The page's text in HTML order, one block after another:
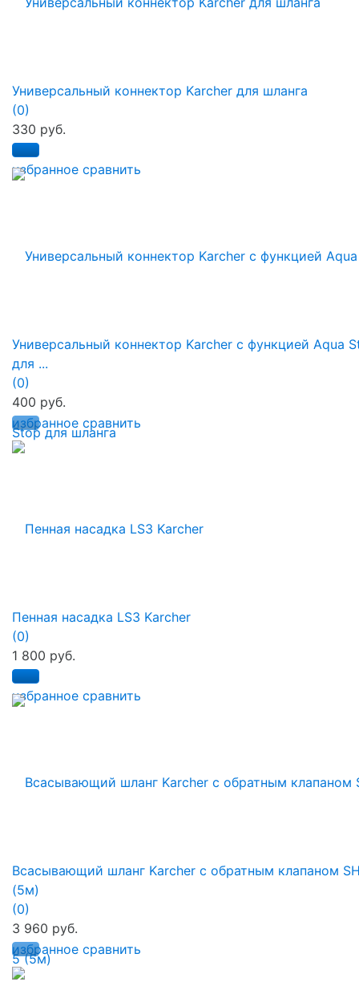
избранное сравнить
Универсальный коннектор Karcher для шланга
(0)
330 руб.
избранное сравнить
Универсальный коннектор Karcher с функцией Aqua
для ...
(0)
400 руб.
избранное сравнить
Пенная насадка LS3 Karcher
(0)
1 800 руб.
избранное сравнить
Всасывающий шланг Karcher с обратным клапаном
(5м)
(0)
3 960 руб.